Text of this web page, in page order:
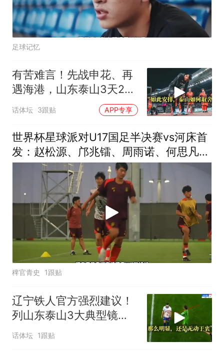
足球记忆
有苦难言！先战申花、再
遇海港，山东泰山3天2
战：谨防双线败北
话体坛 3跟贴 APP专享
世界杯星球派对U17国足半决赛vs河床首
发：赵松源、邝兆镭、周雨诺、何思凡先
发！U17国足vs河床
稗官青史 1跟贴
辽宁铁人官方强烈建议！
列山东泰山3大典型镜
头，中超联盟麻烦了
话体坛 1跟贴